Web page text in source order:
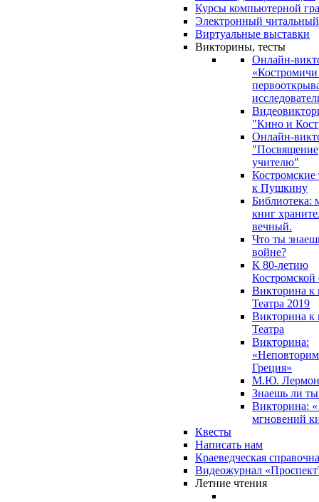
Курсы компьютерной
Электронный читальный
Виртуальные выставки
Викторины, тесты
Онлайн-
"Кино и
Онлайн-
"Посвящение
учителю"
к Пушкину
Библиотека:
книг
вечный.
Что ты
войне?
К 80-летию
Костромской
Викторина к
Театра 2019
Викторина к
Театра
Викторина:
Греция»
М.Ю.
Знаешь ли
Викторина:
мгновений
Квесты
Написать нам
Краеведческая
Видеожурнал
Летние чтения